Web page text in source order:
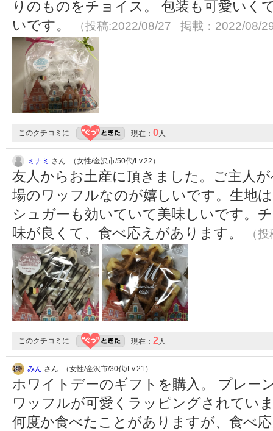
りのものをチョイス。 包装も可愛いく
いです。
（投稿:2022/08/27 掲載：2022/08/
このクチコミに 現在： 0人
ミナミ さん （女性/金沢市/50代/Lv.22）
友人からお土産に頂きました。ご主人
場のワッフルなのが嬉しいです。生地
シュガーも効いていて美味しいです。
味が良くて、食べ応えがあります。
（
このクチコミに 現在： 2人
みん さん （女性/金沢市/30代/Lv.21）
ホワイトデーのギフトを購入。 プレー
ワッフルが可愛くラッピングされてい
何度か食べたことがありますが、食べ